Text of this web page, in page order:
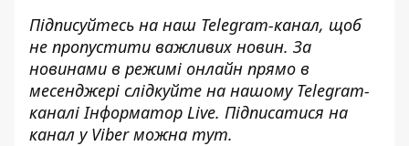
Підписуйтесь на наш Telegram-канал, щоб
не пропустити важливих новин. За
новинами в режимі онлайн прямо в
месенджері слідкуйте на нашому Telegram-
каналіІнформатор Live. Підписатися на
канал у Viber можна тут.